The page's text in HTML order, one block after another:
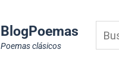
BlogPoemas
Poemas clásicos